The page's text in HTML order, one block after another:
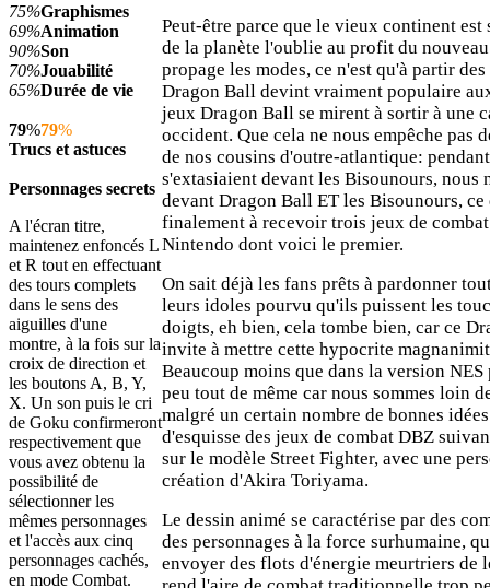
75%Graphismes
69%Animation
90%Son
70%Jouabilité
65%Durée de vie
79%79%
Trucs et astuces
Personnages secrets
A l'écran titre,
maintenez enfoncés L
et R tout en effectuant
des tours complets
dans le sens des
aiguilles d'une
montre, à la fois sur la
croix de direction et
les boutons A, B, Y,
X. Un son puis le cri
de Goku confirmeront
respectivement que
vous avez obtenu la
possibilité de
sélectionner les
mêmes personnages
et l'accès aux cinq
personnages cachés,
en mode Combat.
Peut-être parce que le vieux continent est
de la planète l'oublie au profit du
propage les modes, ce n'est qu'à partir
Dragon Ball devint vraiment populaire
jeux Dragon Ball se mirent à sortir à une
occident. Que cela ne nous empêche pas
de nos cousins d'outre-atlantique:
s'extasiaient devant les Bisounours, nous
devant Dragon Ball ET les Bisounours,
finalement à recevoir trois jeux de
Nintendo dont voici le premier.
On sait déjà les fans prêts à pardonner
leurs idoles pourvu qu'ils puissent les
doigts, eh bien, cela tombe bien, car ce
invite à mettre cette hypocrite
Beaucoup moins que dans la version NES
peu tout de même car nous sommes loin
malgré un certain nombre de bonnes
d'esquisse des jeux de combat DBZ
sur le modèle Street Fighter, avec une
création d'Akira Toriyama.
Le dessin animé se caractérise par des
des personnages à la force surhumaine,
envoyer des flots d'énergie meurtriers de